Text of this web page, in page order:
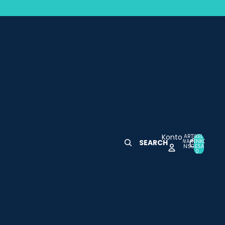
SEARCH
Konto ARTIKEL IM
WARENKORB
INSGESAMT:
0